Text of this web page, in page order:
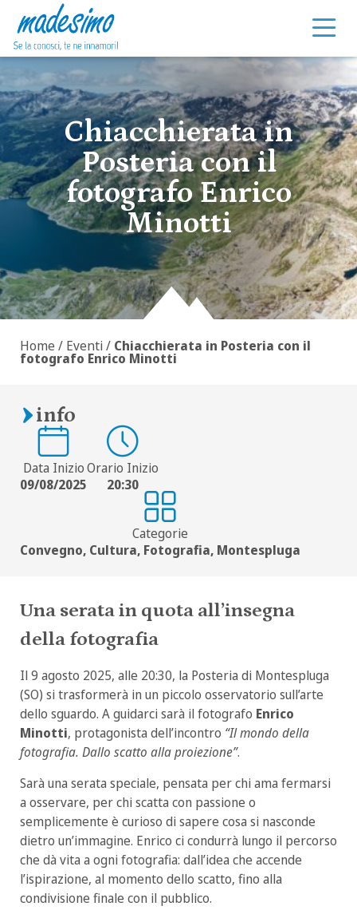
Vai al contenuto
Chiacchierata in
Posteria con il
fotografo Enrico
Minotti
Home / Eventi/ Chiacchierata in Posteria con il
fotografo Enrico Minotti
info
Data Inizio
09/08/2025
Orario Inizio
20:30
Categorie
Convegno, Cultura, Fotografia, Montespluga
Una serata in quota all’insegna
della fotografia
Il 9 agosto 2025, alle 20:30, la Posteria di Montespluga
(SO) si trasformerà in un piccolo osservatorio sull’arte
dello sguardo. A guidarci sarà il fotografo Enrico
Minotti, protagonista dell’incontro “Il mondo della
fotografia. Dallo scatto alla proiezione”.
Sarà una serata speciale, pensata per chi ama fermarsi
a osservare, per chi scatta con passione o
semplicemente è curioso di sapere cosa si nasconde
dietro un’immagine. Enrico ci condurrà lungo il percorso
che dà vita a ogni fotografia: dall’idea che accende
l’ispirazione, al momento dello scatto, fino alla
condivisione finale con il pubblico.